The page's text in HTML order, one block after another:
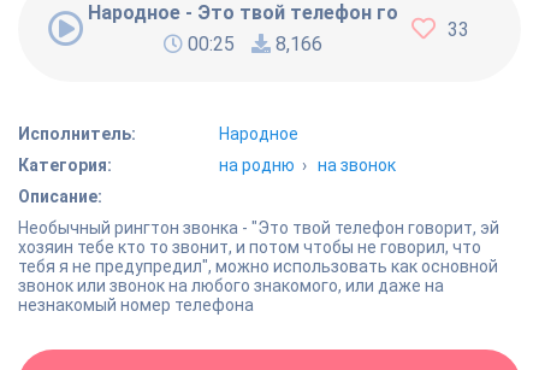
Народное - Это твой телефон говорит
00:25
8,166
33
Исполнитель:
Народное
Категория:
на родню ›на звонок
Описание:
Необычный рингтон звонка - "Это твой телефон говорит, эй
хозяин тебе кто то звонит, и потом чтобы не говорил, что
тебя я не предупредил", можно использовать как основной
звонок или звонок на любого знакомого, или даже на
незнакомый номер телефона